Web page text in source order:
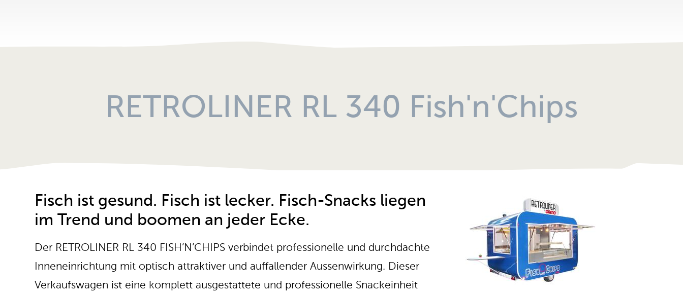
RETROLINER RL 340 Fish'n'Chips
Fisch ist gesund. Fisch ist lecker. Fisch-Snacks liegen
im Trend und boomen an jeder Ecke.
Der RETROLINER RL 340 FISH’N’CHIPS verbindet professionelle und durchdachte
Inneneinrichtung mit optisch attraktiver und auffallender Aussenwirkung. Dieser
Verkaufswagen ist eine komplett ausgestattete und professionelle Snackeinheit